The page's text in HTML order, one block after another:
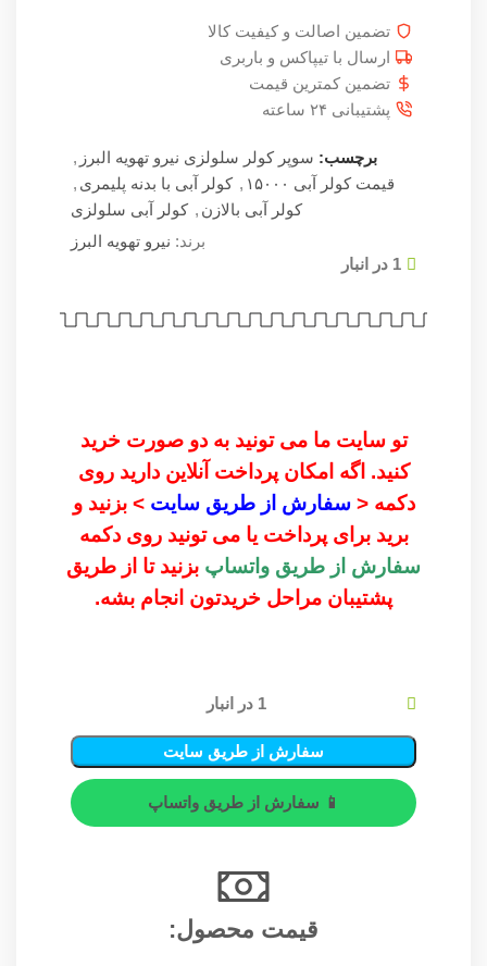
تضمین اصالت و کیفیت کالا
ارسال با تیپاکس و باربری
تضمین کمترین قیمت
پشتیبانی ۲۴ ساعته
برچسب: سوپر کولر سلولزی نیرو تهویه البرز ,
قیمت کولر آبی ۱۵۰۰۰
, کولر آبی با بدنه پلیمری ,
کولر آبی بالازن , کولر آبی سلولزی
برند: نیرو تهویه البرز
1 در انبار
تو سایت ما می تونید به دو صورت خرید
کنید. اگه امکان پرداخت آنلاین دارید روی
دکمه <سفارش از طریق سایت> بزنید و
برید برای پرداخت یا می تونید روی دکمه
سفارش از طریق واتساپ بزنید تا از طریق
پشتیبان مراحل خریدتون انجام بشه.
1 در انبار
سفارش از طریق سایت
📱 سفارش از طریق واتساپ
قیمت محصول:​